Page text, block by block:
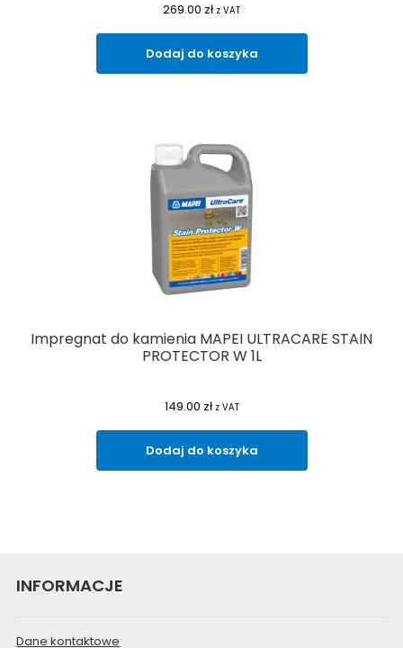
269.00 zł z VAT
Dodaj do koszyka
Impregnat do kamienia MAPEI ULTRACARE STAIN
PROTECTOR W 1L
149.00 zł z VAT
Dodaj do koszyka
INFORMACJE
Dane kontaktowe